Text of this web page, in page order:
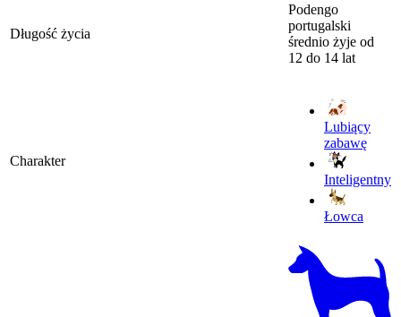
Długość życia
Podengo
portugalski
średnio żyje od
12 do 14 lat
Charakter
Lubiący
zabawę
Inteligentny
Łowca